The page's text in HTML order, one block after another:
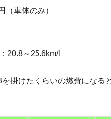
（車体のみ）
20.8～25.6km/l
掛けたくらいの燃費になる